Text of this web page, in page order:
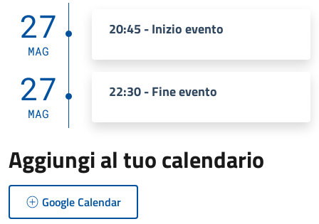
27
MAG
20:45 - Inizio evento
27
MAG
22:30 - Fine evento
Aggiungi al tuo calendario
Google Calendar